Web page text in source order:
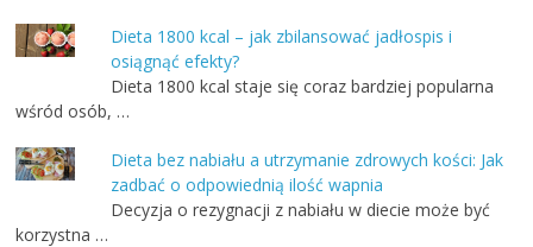
Dieta 1800 kcal – jak zbilansować jadłospis i
osiągnąć efekty?
Dieta 1800 kcal staje się coraz bardziej popularna
wśród osób, …
Dieta bez nabiału a utrzymanie zdrowych kości: Jak
zadbać o odpowiednią ilość wapnia
Decyzja o rezygnacji z nabiału w diecie może być
korzystna …